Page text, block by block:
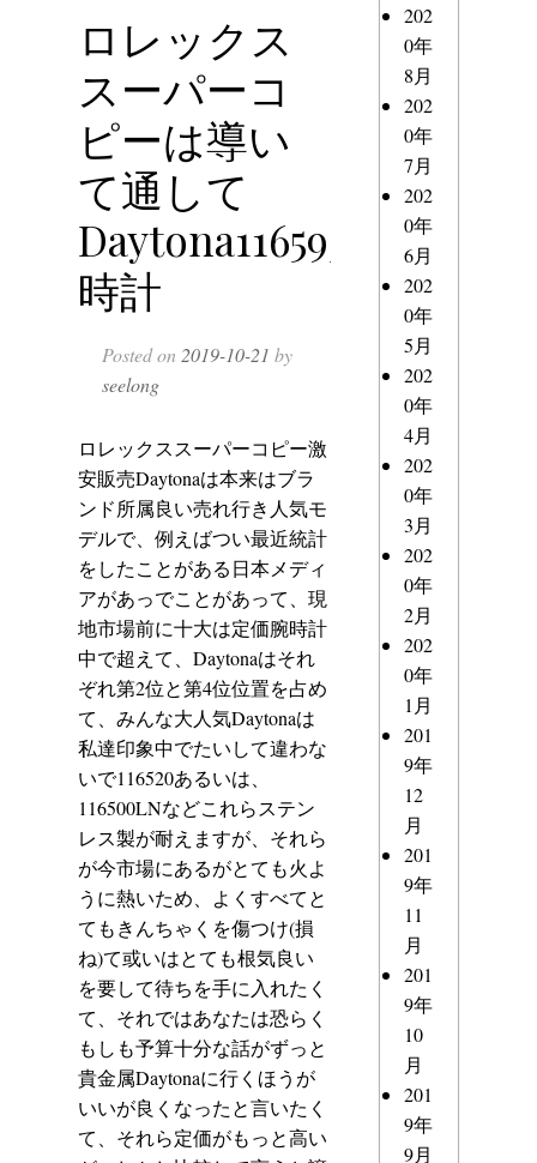
ロレックス
スーパーコ
ピーは導い
て通して
Daytona116595RBOW
時計
Posted on 2019-10-21 by
seelong
ロレックススーパーコピー激
安販売Daytonaは本来はブラ
ンド所属良い売れ行き人気モ
デルで、例えばつい最近統計
をしたことがある日本メディ
アがあっでことがあって、現
地市場前に十大は定価腕時計
中で超えて、Daytonaはそれ
ぞれ第2位と第4位位置を占め
て、みんな大人気Daytonaは
私達印象中でたいして違わな
いで116520あるいは、
116500LNなどこれらステン
レス製が耐えますが、それら
が今市場にあるがとても火よ
うに熱いため、よくすべてと
てもきんちゃくを傷つけ(損
ね)て或いはとても根気良い
を要して待ちを手に入れたく
て、それではあなたは恐らく
もしも予算十分な話がずっと
貴金属Daytonaに行くほうが
いいが良くなったと言いたく
て、それら定価がもっと高い
202
0年
8月
202
0年
7月
202
0年
6月
202
0年
5月
202
0年
4月
202
0年
3月
202
0年
2月
202
0年
1月
201
9年
12
月
201
9年
11
月
201
9年
10
月
201
9年
9月